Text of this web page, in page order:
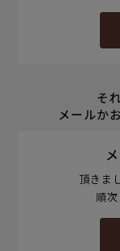
そ
メールか
頂きま
順